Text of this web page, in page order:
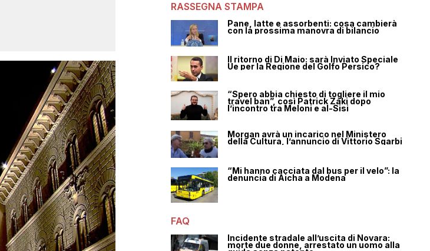
RASSEGNA STAMPA
Pane, latte e assorbenti: cosa cambierà
con la prossima manovra di bilancio
Il ritorno di Di Maio: sarà Inviato Speciale
Ue per la Regione del Golfo Persico?
“Spero abbia chiesto di togliere il mio
travel ban”, così Patrick Zaki dopo
l’incontro tra Meloni e al-Sisi
Morgan avrà un incarico nel Ministero
della Cultura, l’annuncio di Vittorio Sgarbi
“Mi hanno cacciata dal bus per il velo”: la
denuncia di Aicha a Modena
FAQ
Incidente stradale all’uscita di Novara:
morte due donne, arrestato un uomo alla